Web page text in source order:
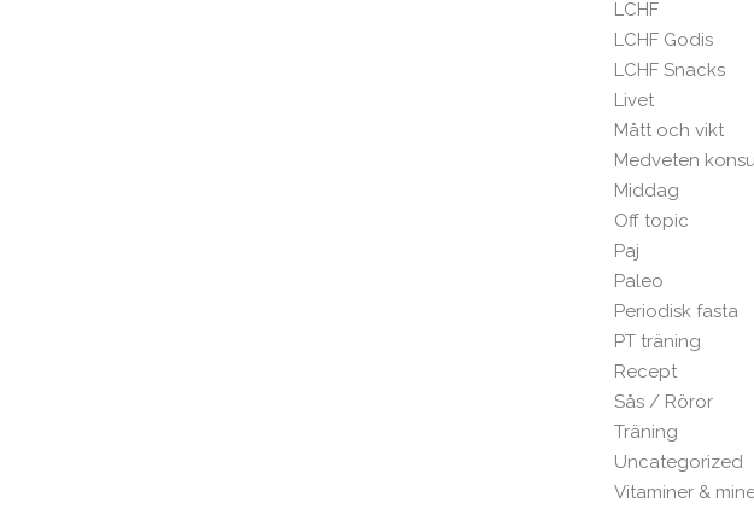
LCHF
LCHF Godis
LCHF Snacks
Livet
Mått och vikt
Medveten
Middag
Off topic
Paj
Paleo
Periodisk fasta
PT träning
Recept
Sås / Röror
Träning
Uncategorized
Vitaminer &